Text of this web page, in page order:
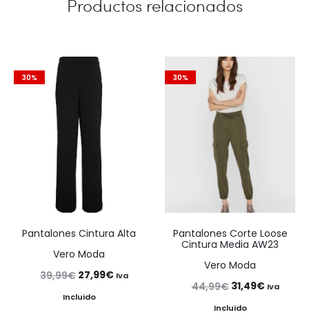
Productos relacionados
30%
Pantalones Cintura Alta
Vero Moda
39,99€ El
precio
27,99€ElIva
Incluido
30%
Pantalones Corte Loose
Cintura Media AW23
Vero Moda
44,99€ El
precio
31,49€ElIva
Incluido